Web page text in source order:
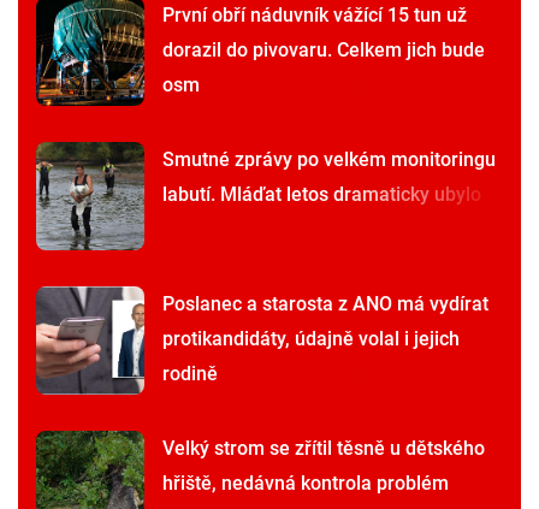
První obří náduvník vážící 15 tun už
dorazil do pivovaru. Celkem jich bude
osm
Smutné zprávy po velkém monitoringu
labutí. Mláďat letos dramaticky ubylo
Poslanec a starosta z ANO má vydírat
protikandidáty, údajně volal i jejich
rodině
Velký strom se zřítil těsně u dětského
hřiště, nedávná kontrola problém